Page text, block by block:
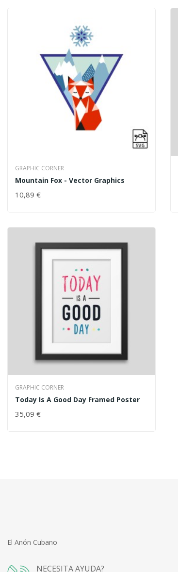
GRAPHIC CORNER
Mountain Fox - Vector Graphics
10,89 €
GRAPHIC CORNER
Today Is A Good Day Framed Poster
35,09 €
El Anón Cubano
NECESITA AYUDA?